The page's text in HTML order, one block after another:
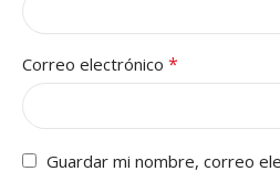
Correo electrónico *
Guardar mi nombre, correo